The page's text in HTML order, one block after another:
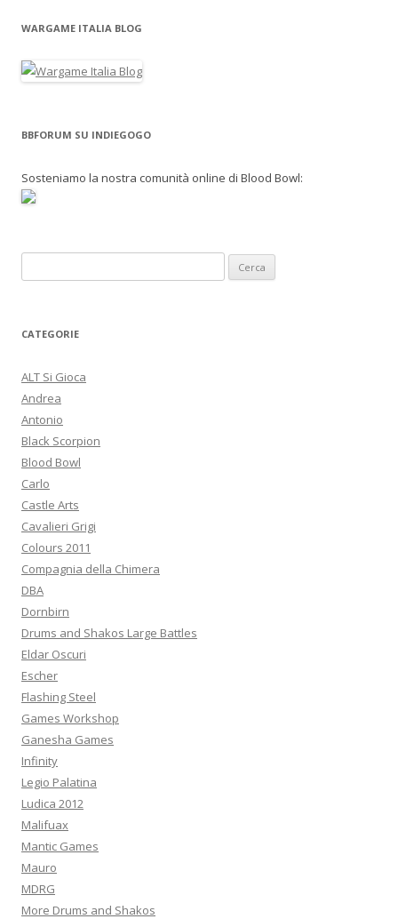
WARGAME ITALIA BLOG
BBFORUM SU INDIEGOGO
Sosteniamo la nostra comunità online di Blood Bowl:
i
e
c
a
p
e
r
:
CATEGORIE
ALT Si Gioca
Andrea
Antonio
Black Scorpion
Blood Bowl
Carlo
Castle Arts
Cavalieri Grigi
Colours 2011
Compagnia della Chimera
DBA
Dornbirn
Drums and Shakos Large Battles
Eldar Oscuri
Escher
Flashing Steel
Games Workshop
Ganesha Games
Infinity
Legio Palatina
Ludica 2012
Malifuax
Mantic Games
Mauro
MDRG
More Drums and Shakos